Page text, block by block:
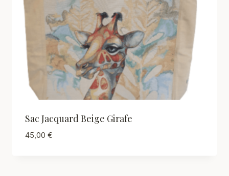
Sac Jacquard Beige Girafe
45,00 €